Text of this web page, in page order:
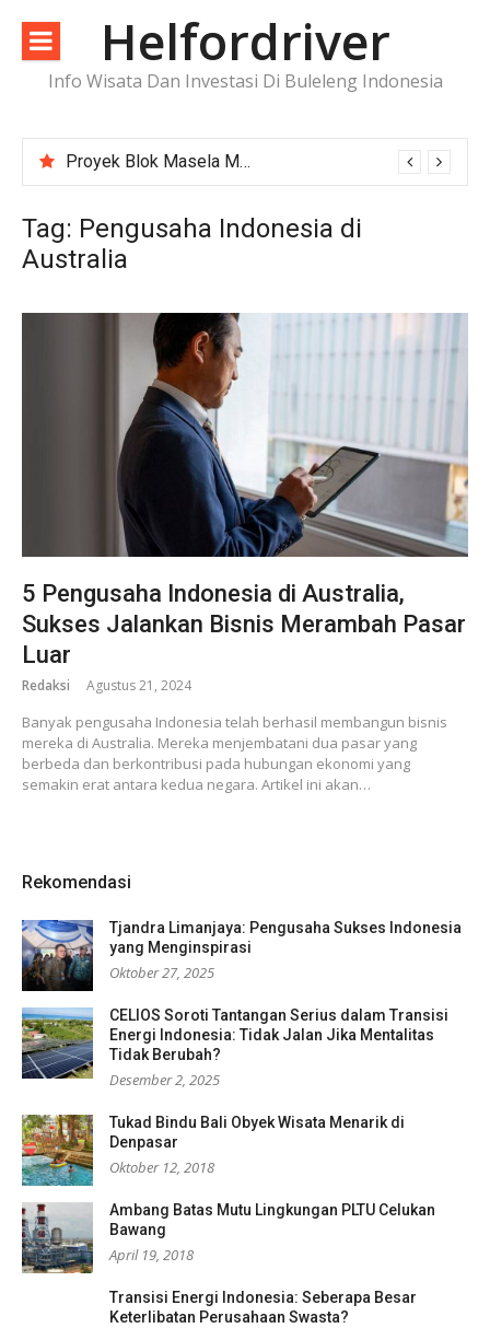
konten
Helfordriver
Info Wisata Dan Investasi Di Buleleng Indonesia
Proyek Blok Masela Makin Dekat ke FID, Investasi Raksasa Siap Menggerakkan Industri Energi
Tag: Pengusaha Indonesia di
Australia
5 Pengusaha Indonesia di Australia,
Sukses Jalankan Bisnis Merambah Pasar
Luar
Redaksi Agustus 21, 2024
Banyak pengusaha Indonesia telah berhasil membangun bisnis
mereka di Australia. Mereka menjembatani dua pasar yang
berbeda dan berkontribusi pada hubungan ekonomi yang
semakin erat antara kedua negara. Artikel ini akan…
Rekomendasi
Tjandra Limanjaya: Pengusaha Sukses Indonesia
yang Menginspirasi
Oktober 27, 2025
CELIOS Soroti Tantangan Serius dalam Transisi
Energi Indonesia: Tidak Jalan Jika Mentalitas
Tidak Berubah?
Desember 2, 2025
Tukad Bindu Bali Obyek Wisata Menarik di
Denpasar
Oktober 12, 2018
Ambang Batas Mutu Lingkungan PLTU Celukan
Bawang
April 19, 2018
Transisi Energi Indonesia: Seberapa Besar
Keterlibatan Perusahaan Swasta?